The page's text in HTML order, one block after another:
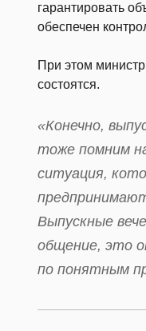
гарантировать
обеспечен
При этом
состоятся.
«Конечно,
тоже помним
ситуация,
Выпускные
общение, это
по понятным